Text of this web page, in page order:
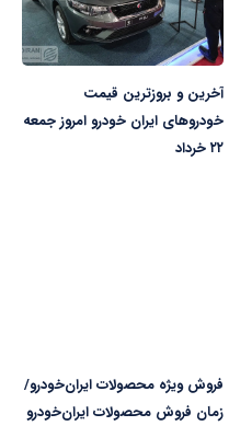
آخرین و بروزترین قیمت
خودروهای ایران خودرو امروز جمعه
۲۲ خرداد
فروش ویژه محصولات ایران‌خودرو/
زمان فروش محصولات ایران‌خودرو